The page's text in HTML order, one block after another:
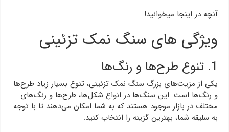
آنچه در اینجا میخوانید!
ویژگی های سنگ نمک تزئینی
1. تنوع طرح‌ها و رنگ‌ها
یکی از مزیت‌های بزرگ سنگ نمک تزئینی، تنوع بسیار زیاد طرح‌ها
و رنگ‌ها است. این سنگ‌ها در انواع شکل‌ها، طرح‌ها و رنگ‌های
مختلف در بازار موجود هستند که به شما امکان می‌دهند تا با توجه
به سلیقه شما، بهترین گزینه را انتخاب کنید.